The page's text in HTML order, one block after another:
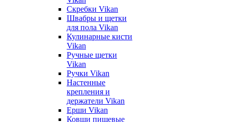
Скребки Vikan
Швабры и щетки
для пола Vikan
Кулинарные кисти
Vikan
Ручные щетки
Vikan
Ручки Vikan
Настенные
крепления и
держатели Vikan
Ерши Vikan
Ковши пищевые